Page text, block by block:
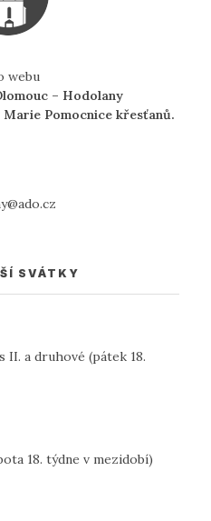
webu
– Hodolany
Marie Pomocnice křesťanů.
SVÁTKY
II. a druhové (pátek 18.
18. týdne v mezidobí)